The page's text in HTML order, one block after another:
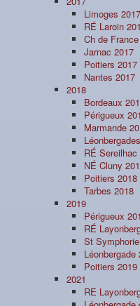
Limoges 2017
RÉ Laroin
Ch de
Jarnac 2017
Poitiers 2017
Nantes 2017
2018
Bordeaux
Périgueux
Marmande
RÉ Sereilhac
NÉ Cluny
Poitiers 2018
Tarbes 2018
2019
Périgueux
RÉ
St
Léonbergade
Poitiers 2019
2021
RE